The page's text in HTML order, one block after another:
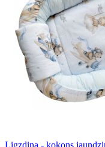
Ligzdiņa - kokons